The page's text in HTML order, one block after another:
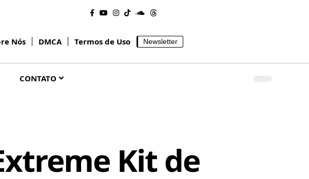
Nós DMCA Termos de Uso Newsletter
CONTATO
Kit de